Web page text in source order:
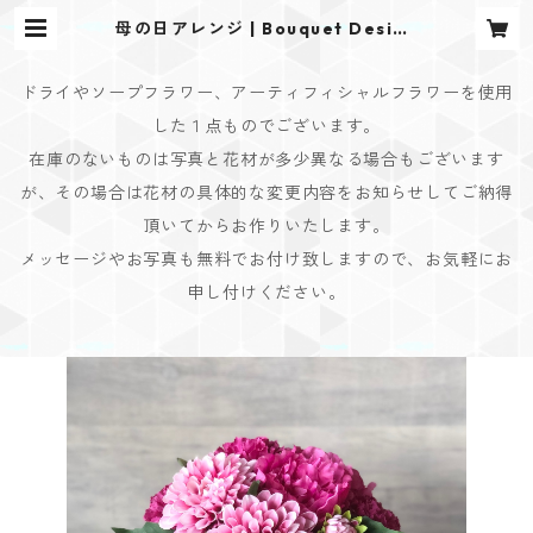
母の日アレンジ | Bouquet Design
ドライやソープフラワー、アーティフィシャルフラワーを使用
した１点ものでございます。
在庫のないものは写真と花材が多少異なる場合もございます
が、その場合は花材の具体的な変更内容をお知らせしてご納得
頂いてからお作りいたします。
メッセージやお写真も無料でお付け致しますので、お気軽にお
申し付けください。